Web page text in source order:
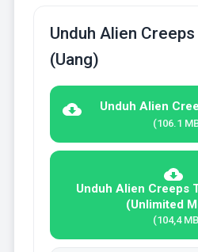
Unduh Alien
(Uang)
Unduh Alien
(106.1
Unduh Alien Creeps
(Unlimited
(104,4